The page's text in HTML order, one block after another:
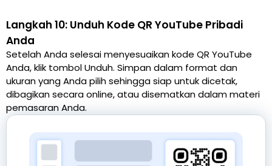
Langkah 10: Unduh Kode QR YouTube Pribadi
Anda
Setelah Anda selesai menyesuaikan kode QR YouTube
Anda, klik tombol Unduh. Simpan dalam format dan
ukuran yang Anda pilih sehingga siap untuk dicetak,
dibagikan secara online, atau disematkan dalam materi
pemasaran Anda.